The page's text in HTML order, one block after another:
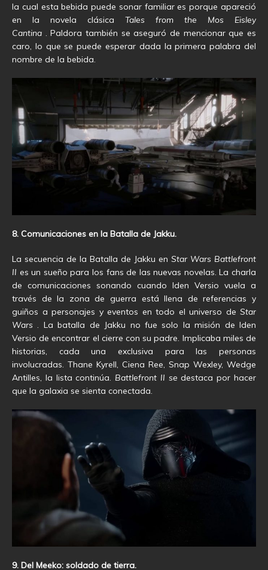
la cual esta bebida puede sonar familiar es porque apareció
en la novela clásica Tales from the Mos Eisley
Cantina . Paldora también se aseguró de mencionar que es
caro, lo que se puede esperar dada la primera palabra del
nombre de la bebida.
8. Comunicaciones en la Batalla de Jakku.
La secuencia de la Batalla de Jakku en Star Wars Battlefront
II es un sueño para los fans de las nuevas novelas. La charla
de comunicaciones sonando cuando Iden Versio vuela a
través de la zona de guerra está llena de referencias y
guiños a personajes y eventos en todo el universo de Star
Wars . La batalla de Jakku no fue solo la misión de Iden
Versio de encontrar el cierre con su padre. Implicaba miles de
historias, cada una exclusiva para las personas
involucradas. Thane Kyrell, Ciena Ree, Snap Wexley, Wedge
Antilles, la lista continúa. Battlefront II se destaca por hacer
que la galaxia se sienta conectada.
9. Del Meeko: soldado de tierra.